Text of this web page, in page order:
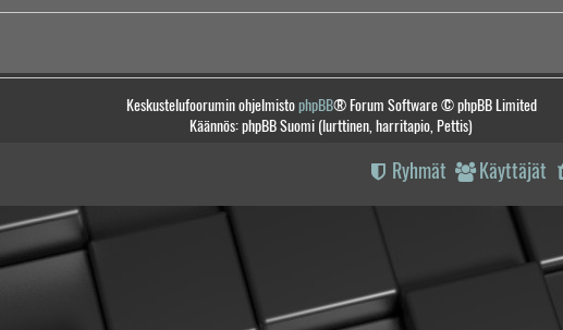
Keskustelufoorumin ohjelmistophpBB® Forum Software © phpBB Limited
Käännös: phpBB Suomi (lurttinen, harritapio, Pettis)
Käyttäjät
Ryhmät